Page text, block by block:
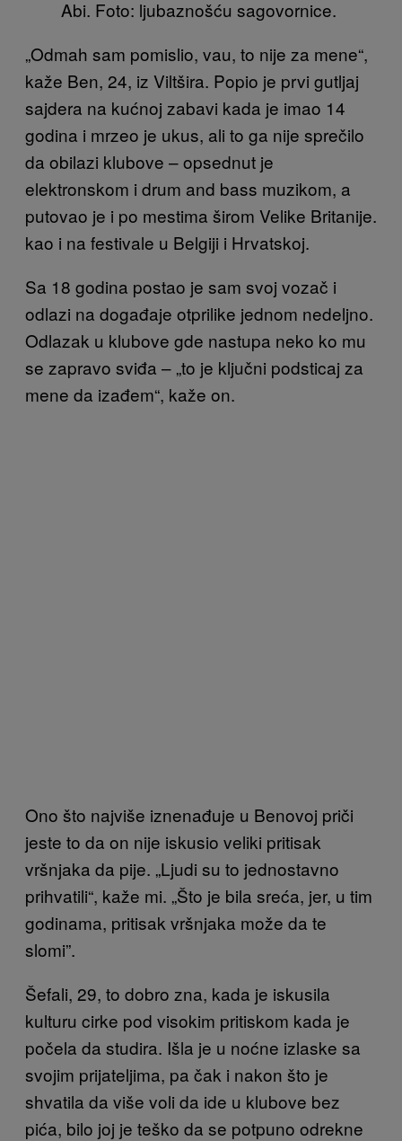
Abi. Foto: ljubaznošću sagovornice.
„Odmah sam pomislio, vau, to nije za mene“,
kaže Ben, 24, iz Viltšira. Popio je prvi gutljaj
sajdera na kućnoj zabavi kada je imao 14
godina i mrzeo je ukus, ali to ga nije sprečilo
da obilazi klubove – opsednut je
elektronskom i drum and bass muzikom, a
putovao je i po mestima širom Velike Britanije.
kao i na festivale u Belgiji i Hrvatskoj.
Sa 18 godina postao je sam svoj vozač i
odlazi na događaje otprilike jednom nedeljno.
Odlazak u klubove gde nastupa neko ko mu
se zapravo sviđa – „to je ključni podsticaj za
mene da izađem“, kaže on.
Ono što najviše iznenađuje u Benovoj priči
jeste to da on nije iskusio veliki pritisak
vršnjaka da pije. „Ljudi su to jednostavno
prihvatili“, kaže mi. „Što je bila sreća, jer, u tim
godinama, pritisak vršnjaka može da te
slomi”.
Šefali, 29, to dobro zna, kada je iskusila
kulturu cirke pod visokim pritiskom kada je
počela da studira. Išla je u noćne izlaske sa
svojim prijateljima, pa čak i nakon što je
shvatila da više voli da ide u klubove bez
pića, bilo joj je teško da se potpuno odrekne